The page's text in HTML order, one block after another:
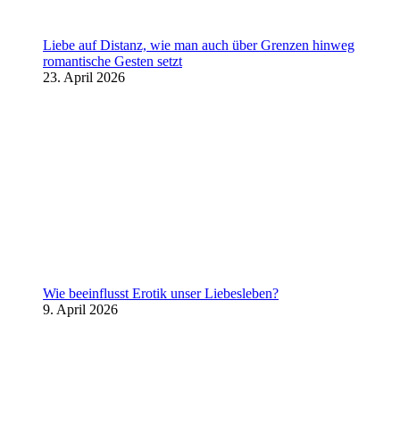
Liebe auf Distanz, wie man auch über Grenzen hinweg
romantische Gesten setzt
23. April 2026
Wie beeinflusst Erotik unser Liebesleben?
9. April 2026